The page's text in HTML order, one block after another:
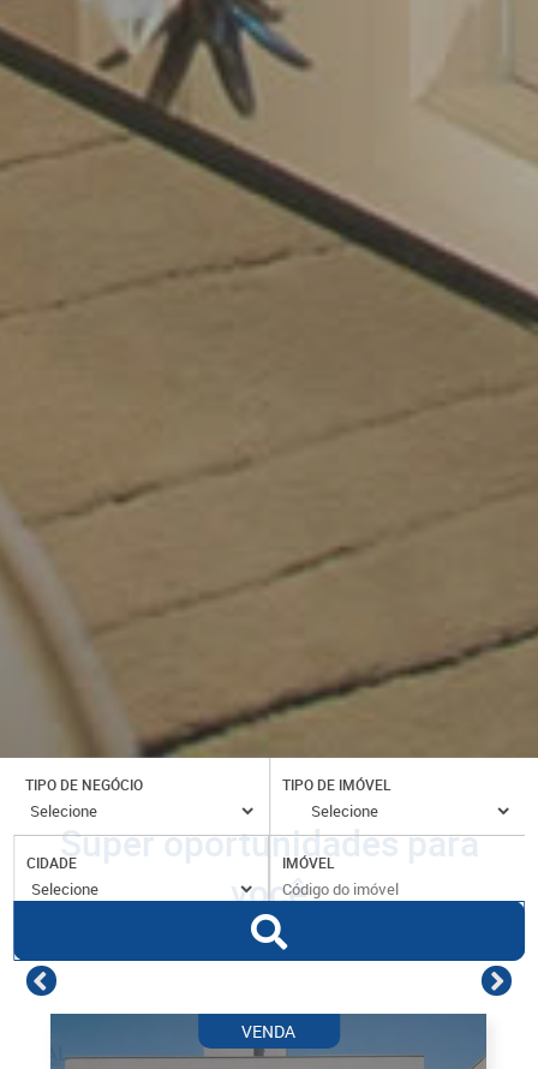
TIPO DE NEGÓCIO TIPO DE IMÓVEL
CIDADE IMÓVEL
Super oportunidades para
você
VENDA